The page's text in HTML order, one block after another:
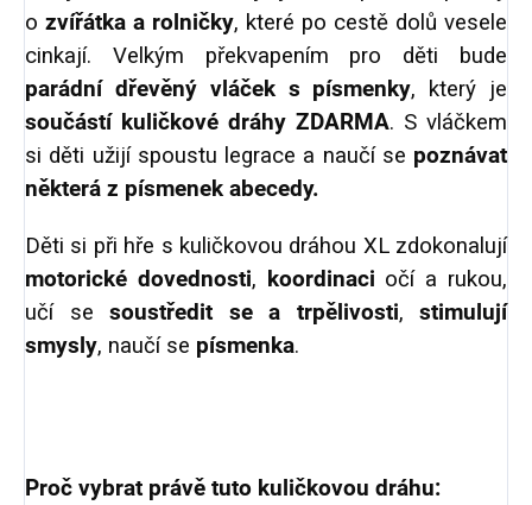
o zvířátka a rolničky, které po cestě dolů vesele
cinkají. Velkým překvapením pro děti bude
parádní dřevěný vláček s písmenky, který je
součástí kuličkové dráhy ZDARMA. S vláčkem
si děti užijí spoustu legrace a naučí se poznávat
některá z písmenek abecedy.
Děti si při hře s kuličkovou dráhou XL zdokonalují
motorické dovednosti, koordinaci očí a rukou,
učí se soustředit se a trpělivosti, stimulují
smysly, naučí se písmenka.
Proč vybrat právě tuto kuličkovou dráhu: